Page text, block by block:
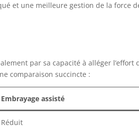
et une meilleure gestion de la force
par sa capacité à alléger l’effort
comparaison succincte :
Embrayage assisté
Réduit